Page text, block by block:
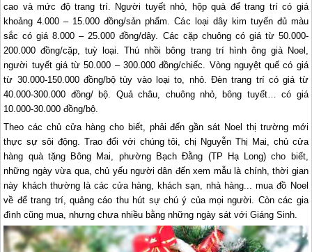
cao và mức độ trang trí. Người tuyết nhỏ, hộp quà để trang trí có giá
khoảng 4.000 – 15.000 đồng/sản phẩm. Các loại dây kim tuyến đủ màu
sắc có giá 8.000 – 25.000 đồng/dây. Các cặp chuông có giá từ 50.000-
200.000 đồng/cặp, tuỳ loại. Thú nhồi bông trang trí hình ông già Noel,
người tuyết giá từ 50.000 – 300.000 đồng/chiếc. Vòng nguyệt quế có giá
từ 30.000-150.000 đồng/bộ tùy vào loại to, nhỏ. Đèn trang trí có giá từ
40.000-300.000 đồng/ bộ. Quả châu, chuông nhỏ, bông tuyết… có giá
10.000-30.000 đồng/bộ.
Theo các chủ cửa hàng cho biết, phải đến gần sát Noel thị trường mới
thực sự sôi động. Trao đổi với chúng tôi, chị Nguyễn Thị Mai, chủ cửa
hàng quà tặng Bông Mai, phường Bạch Đằng (TP
Hạ Long) cho biết,
những ngày vừa qua, chủ yếu người dân đến xem mẫu là chính, thời gian
này khách thường là các cửa hàng, khách sạn, nhà hàng... mua đồ Noel
về để trang trí, quảng cáo thu hút sự chú ý của mọi người. Còn các gia
đình cũng mua, nhưng chưa nhiều bằng những ngày sát với Giáng Sinh.